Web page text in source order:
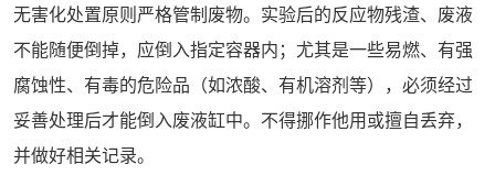
无害化处置原则严格管制废物。实验后的反应物残渣、废液
不能随便倒掉，应倒入指定容器内；尤其是一些易燃、有强
腐蚀性、有毒的危险品（如浓酸、有机溶剂等），必须经过
妥善处理后才能倒入废液缸中。不得挪作他用或擅自丢弃，
并做好相关记录。